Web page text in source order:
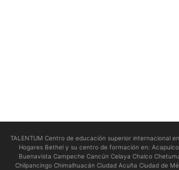
TALENTUM Centro de educación superior internacional
Hogares Bethel y su centro de formación en:
Buenavista Campeche Cancún Celaya Chalco
Chilpancingo Chimalhuacán Ciudad Acuña Ciudad de